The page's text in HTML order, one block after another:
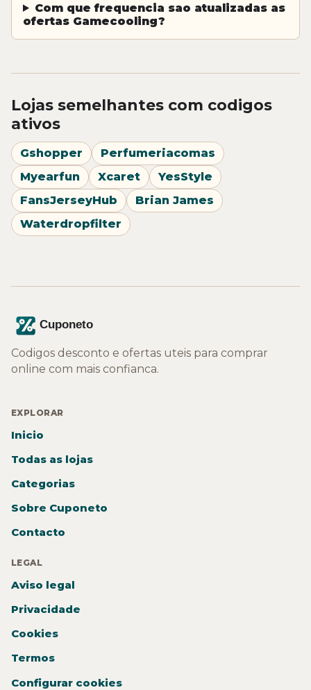
Com que frequencia sao atualizadas as
ofertas Gamecooling?
Lojas semelhantes com codigos
ativos
Gshopper
Perfumeriacomas
Myearfun
Xcaret
YesStyle
FansJerseyHub
Brian James
Waterdropfilter
Codigos desconto e ofertas uteis para comprar
online com mais confianca.
EXPLORAR
Inicio
Todas as lojas
Categorias
Sobre Cuponeto
Contacto
LEGAL
Aviso legal
Privacidade
Cookies
Termos
Configurar cookies